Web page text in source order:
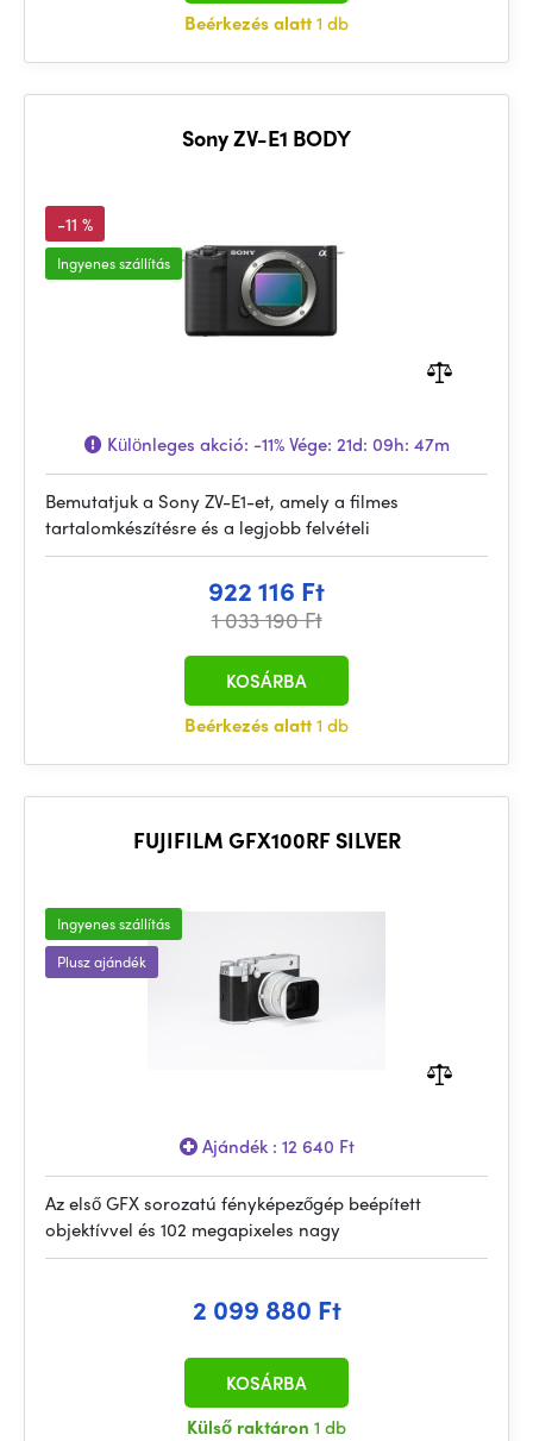
Beérkezés alatt1 db
Sony ZV-E1 BODY
-11 %
Ingyenes szállítás
Különleges akció: -11%Vége: 21d: 09h: 47m
Bemutatjuk a Sony ZV-E1-et, amely a filmes
tartalomkészítésre és a legjobb felvételi
922 116 Ft
1 033 190 Ft
Beérkezés alatt1 db
KOSÁRBA
FUJIFILM GFX100RF SILVER
Ingyenes szállítás
Plusz ajándék
Ajándék : 12 640 Ft
Az első GFX sorozatú fényképezőgép beépített
objektívvel és 102 megapixeles nagy
2 099 880 Ft
Külső raktáron 1 db
KOSÁRBA